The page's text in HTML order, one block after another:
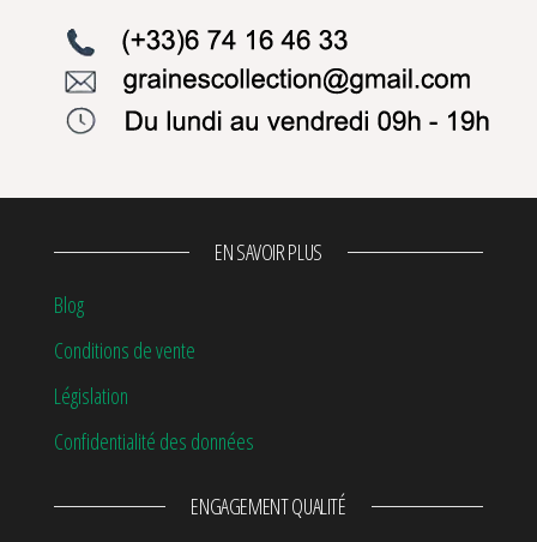
EN SAVOIR PLUS
Blog
Conditions de vente
Législation
Confidentialité des données
ENGAGEMENT QUALITÉ